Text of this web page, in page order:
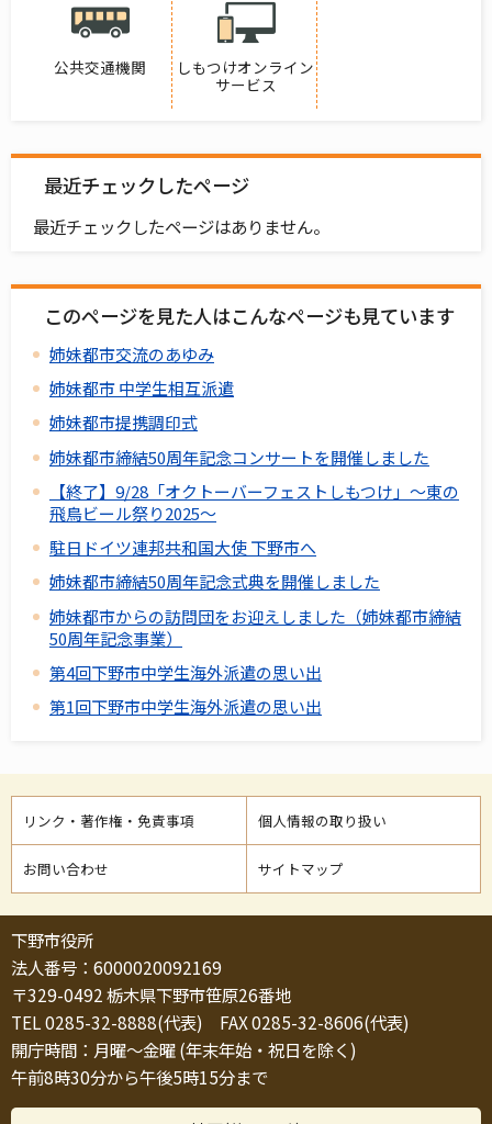
公共交通機関
しもつけオンライン
サービス
最近チェックしたページ
最近チェックしたページはありません。
このページを見た人はこんなページも見ています
姉妹都市交流のあゆみ
姉妹都市 中学生相互派遣
姉妹都市提携調印式
姉妹都市締結50周年記念コンサートを開催しました
【終了】9/28「オクトーバーフェストしもつけ」～東の
飛鳥ビール祭り2025～
駐日ドイツ連邦共和国大使 下野市へ
姉妹都市締結50周年記念式典を開催しました
姉妹都市からの訪問団をお迎えしました（姉妹都市締結
50周年記念事業）
第4回下野市中学生海外派遣の思い出
第1回下野市中学生海外派遣の思い出
リンク・著作権・免責事項 個人情報の取り扱い
お問い合わせ サイトマップ
下野市役所
法人番号：6000020092169
〒329-0492 栃木県下野市笹原26番地
TEL 0285-32-8888(代表) FAX 0285-32-8606(代表)
開庁時間：月曜～金曜 (年末年始・祝日を除く)
午前8時30分から午後5時15分まで